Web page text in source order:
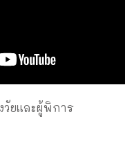
ยและผู้พิการ